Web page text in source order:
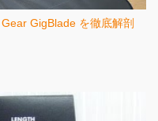
GigBlade を徹底解剖